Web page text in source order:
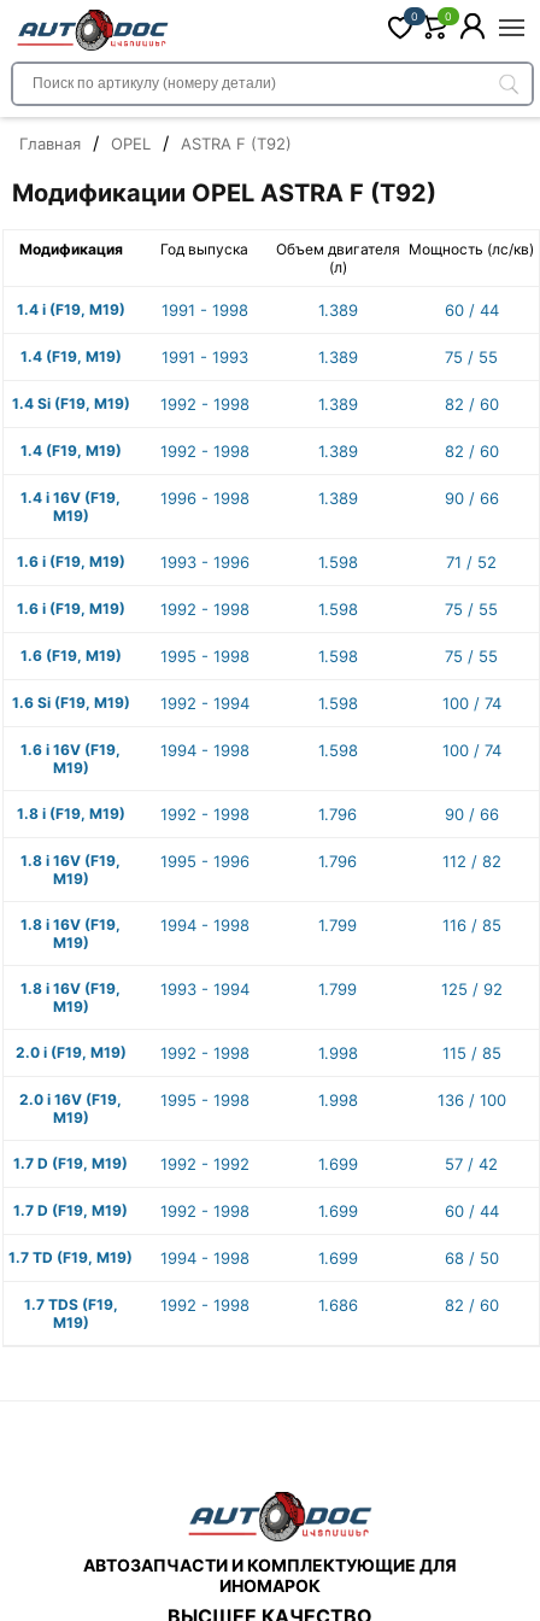
0 0
Главная / OPEL / ASTRA F (T92)
Модификации OPEL ASTRA F (T92)
Модификация Год выпуска
Объем двигателя
(л)
Мощность (лс/кв)
1.4 i (F19, M19) 1991 - 1998 1.389 60 / 44
1.4 (F19, M19) 1991 - 1993 1.389 75 / 55
1.4 Si (F19, M19) 1992 - 1998 1.389 82 / 60
1.4 (F19, M19) 1992 - 1998 1.389 82 / 60
1.4 i 16V (F19,
M19)
1996 - 1998 1.389 90 / 66
1.6 i (F19, M19) 1993 - 1996 1.598 71 / 52
1.6 i (F19, M19) 1992 - 1998 1.598 75 / 55
1.6 (F19, M19) 1995 - 1998 1.598 75 / 55
1.6 Si (F19, M19) 1992 - 1994 1.598 100 / 74
1.6 i 16V (F19,
M19)
1994 - 1998 1.598 100 / 74
1.8 i (F19, M19) 1992 - 1998 1.796 90 / 66
1.8 i 16V (F19,
M19)
1995 - 1996 1.796 112 / 82
1.8 i 16V (F19,
M19)
1994 - 1998 1.799 116 / 85
1.8 i 16V (F19,
M19)
1993 - 1994 1.799 125 / 92
2.0 i (F19, M19) 1992 - 1998 1.998 115 / 85
2.0 i 16V (F19,
M19)
1995 - 1998 1.998 136 / 100
1.7 D (F19, M19) 1992 - 1992 1.699 57 / 42
1.7 D (F19, M19) 1992 - 1998 1.699 60 / 44
1.7 TD (F19, M19) 1994 - 1998 1.699 68 / 50
1.7 TDS (F19,
M19)
1992 - 1998 1.686 82 / 60
АВТОЗАПЧАСТИ И КОМПЛЕКТУЮЩИЕ ДЛЯ
ИНОМАРОК